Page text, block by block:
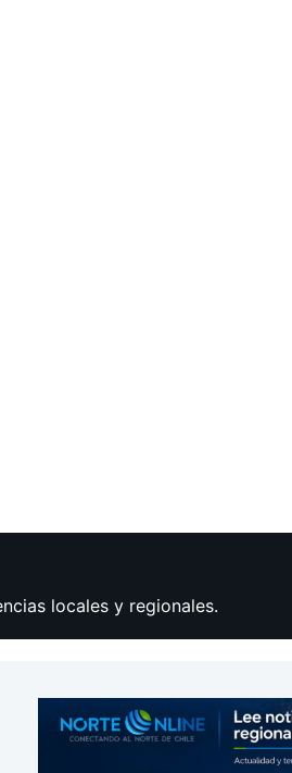
locales y regionales.